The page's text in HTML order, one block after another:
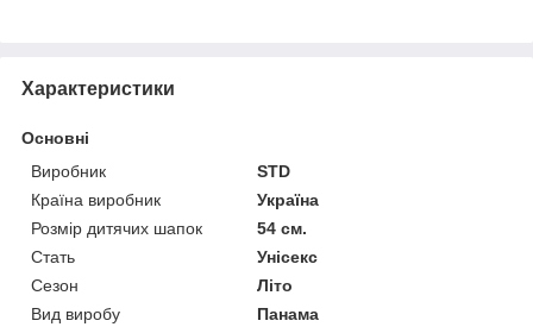
Характеристики
Основні
Виробник
STD
Країна виробник
Україна
Розмір дитячих шапок
54 см.
Стать
Унісекс
Сезон
Літо
Вид виробу
Панама